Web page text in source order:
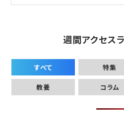
週間アクセス
すべて 特集
教養 コラム